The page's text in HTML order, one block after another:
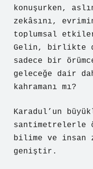
konuşurken,
zekâsını,
toplumsal
Gelin, birlikte
sadece bir
geleceğe dair
kahramanı mı?
Karadul’un
santimetrelerle
bilime ve insan
geniştir.